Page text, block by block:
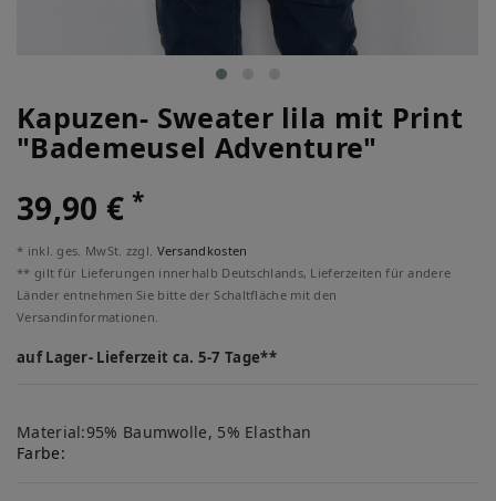
Kapuzen- Sweater lila mit Print
"Bademeusel Adventure"
39,90 €*
* inkl. ges. MwSt. zzgl. Versandkosten
** gilt für Lieferungen innerhalb Deutschlands, Lieferzeiten für andere
Länder entnehmen Sie bitte der Schaltfläche mit den
Versandinformationen.
auf Lager- Lieferzeit ca. 5-7 Tage**
Material:95% Baumwolle, 5% Elasthan
Farbe: